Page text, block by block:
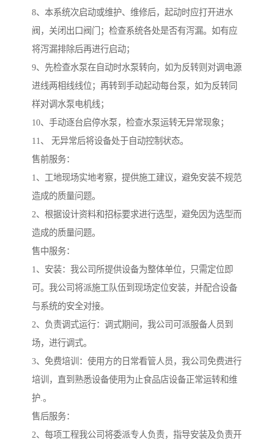
8、本系统次启动或维护、维修后，起动时应打开进水
阀，关闭出口阀门；检查系统各处是否有泻漏。如有应
将泻漏排除后再进行启动；
9、先检查水泵在自动时水泵转向，如为反转则对调电源
进线两相线线位；再转到手动起动每台泵，如为反转同
样对调水泵电机线；
10、手动逐台启停水泵，检查水泵运转无异常现象；
11、 无异常后将设备处于自动控制状态。
售前服务：
1、工地现场实地考察，提供施工建议，避免安装不规范
造成的质量问题。
2、根据设计资料和招标要求进行选型，避免因为选型而
造成的质量问题。
售中服务：
1、安装：我公司所提供设备为整体单位，只需定位即
可。我公司将派施工队伍到现场定位安装，并配合设备
与系统的安全对接。
2、负责调式运行：调式期间，我公司可派服备人员到
场，进行调式。
3、免费培训：使用方的日常看管人员，我公司免费进行
培训，直到熟悉设备使用为止食品店设备正常运转和维
护.。
售后服务：
2、每项工程我公司将委派专人负责，指导安装及负责开